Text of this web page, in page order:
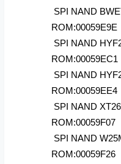
SPI NAND
SPI NAND
SPI NAND
SPI NAND
SPI NAND